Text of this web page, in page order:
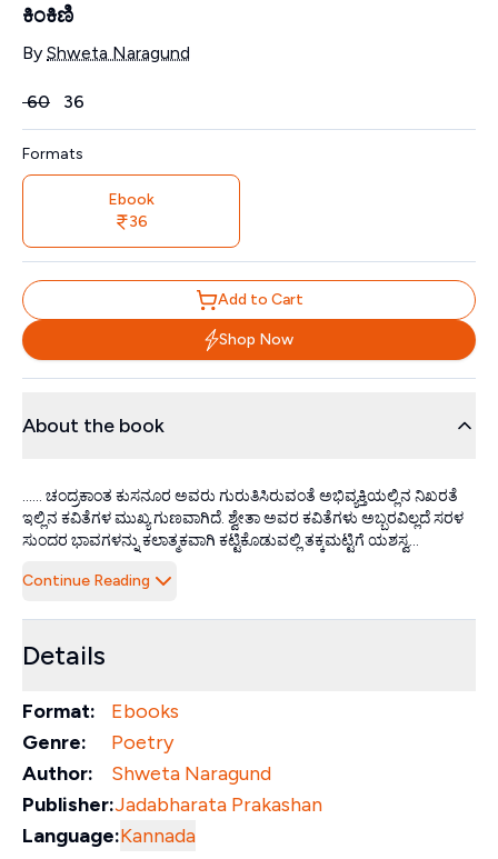
ಕಿಂಕಿಣಿ
Contributors
By Shweta Naragund
Price
₹60 36
Formats
Ebook
36
Add to Cart
Shop Now
About the book
...... ಚಂದ್ರಕಾಂತ ಕುಸನೂರ ಅವರು ಗುರುತಿಸಿರುವಂತೆ ಅಭಿವ್ಯಕ್ತಿಯಲ್ಲಿನ ನಿಖರತೆ
ಇಲ್ಲಿನ ಕವಿತೆಗಳ ಮುಖ್ಯ ಗುಣವಾಗಿದೆ. ಶ್ವೇತಾ ಅವರ ಕವಿತೆಗಳು ಅಬ್ಬರವಿಲ್ಲದೆ ಸರಳ
ಸುಂದರ ಭಾವಗಳನ್ನು ಕಲಾತ್ಮಕವಾಗಿ ಕಟ್ಟಿಕೊಡುವಲ್ಲಿ ತಕ್ಕಮಟ್ಟಿಗೆ ಯಶಸ್ವ...
Continue Reading
Details
Format:
Ebooks
Genre:
Poetry
Author:
Shweta Naragund
Publisher:Jadabharata Prakashan
Language:Kannada